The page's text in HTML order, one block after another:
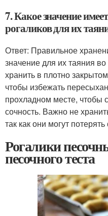
7. Какое значение
рогаликов для их
Ответ: Правильное
значение для их таяния
хранить в плотно
чтобы избежать
прохладном месте, чтобы
сочность. Важно не
так как они могут
Рогалики
песочного теста